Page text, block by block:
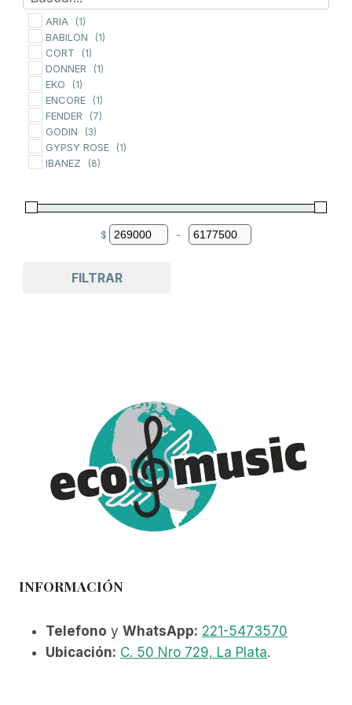
ARIA (1)
BABILON (1)
CORT (1)
DONNER (1)
EKO (1)
ENCORE (1)
FENDER (7)
GODIN (3)
GYPSY ROSE (1)
IBANEZ (8)
LEONARD (3)
PALMER (1)
$
Minimum Price
-
Maximum Price
FILTRAR
INFORMACIÓN
Telefono y WhatsApp: 221-5473570
Ubicación: C. 50 Nro 729, La Plata.